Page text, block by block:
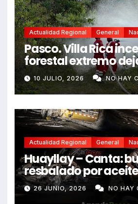
Actualidad Regional General
Pasco. Villa Rica
forestal extremo
fallecidos y heridos
10 JULIO, 2026 NO HAY
Actualidad Regional General
Huayllay – Canta:
resbalado por
e impactó auto
dejando dos
26 JUNIO, 2026 NO HAY